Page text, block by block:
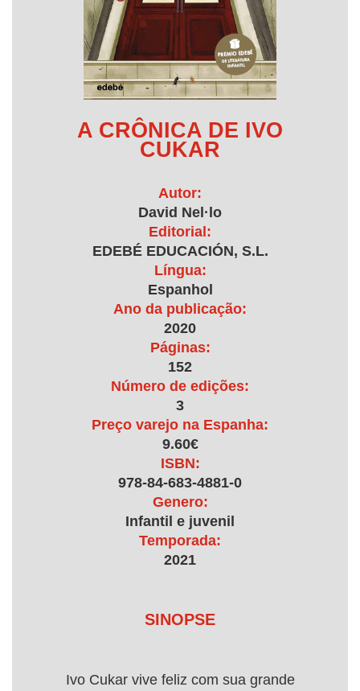
A CRÔNICA DE IVO
CUKAR
Autor:
David Nel·lo
Editorial:
EDEBÉ EDUCACIÓN, S.L.
Língua:
Espanhol
Ano da publicação:
2020
Páginas:
152
Número de edições:
3
Preço varejo na Espanha:
9.60€
ISBN:
978-84-683-4881-0
Genero:
Infantil e juvenil
Temporada:
2021
SINOPSE
Ivo Cukar vive feliz com sua grande